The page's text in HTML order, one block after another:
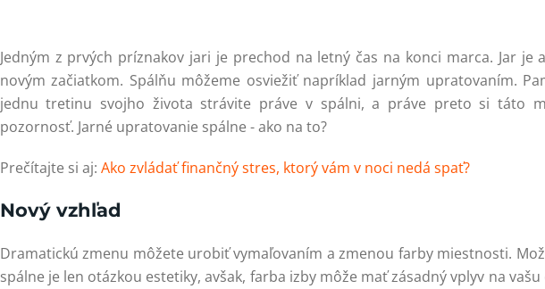
Jedným z prvých príznakov jari je prechod na letný čas na konci marca. Jar je
novým začiatkom. Spálňu môžeme osviežiť napríklad jarným upratovaním.
jednu tretinu svojho života strávite práve v spálni, a práve preto si táto
pozornosť. Jarné upratovanie spálne - ako na to?
Prečítajte si aj: Ako zvládať finančný stres, ktorý vám v noci nedá spať?
Nový vzhľad
Dramatickú zmenu môžete urobiť vymaľovaním a zmenou farby miestnosti.
spálne je len otázkou estetiky, avšak, farba izby môže mať zásadný vplyv na